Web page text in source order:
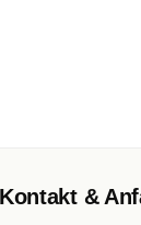
Kontakt &